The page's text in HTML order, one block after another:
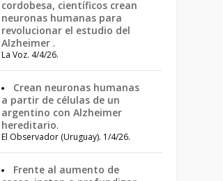
cordobesa, científicos crean
neuronas humanas para
revolucionar el estudio del
Alzheimer .
La Voz. 4/4/26.
Crean neuronas humanas
a partir de células de un
argentino con Alzheimer
hereditario.
El Observador (Uruguay). 1/4/26.
Frente al aumento de